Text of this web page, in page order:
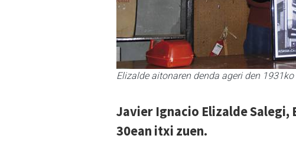
Elizalde aitonaren denda ageri den
Javier Ignacio Elizalde
30ean itxi zuen.